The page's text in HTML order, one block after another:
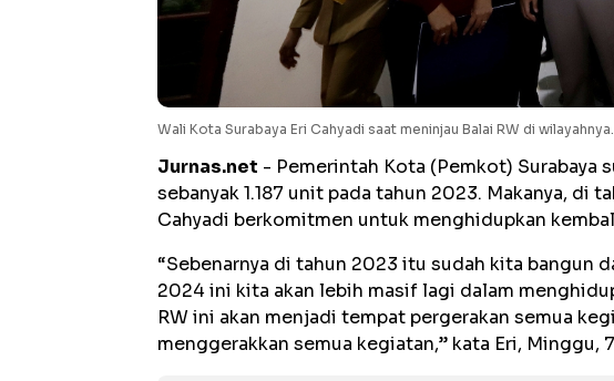
Wali Kota Surabaya Eri Cahyadi saat meninjau Balai RW di
Jurnas.net - Pemerintah Kota (Pemkot) Surabaya
sebanyak 1.187 unit pada tahun 2023. Makanya, di
Cahyadi berkomitmen untuk menghidupkan
“Sebenarnya di tahun 2023 itu sudah kita bangun
2024 ini kita akan lebih masif lagi dalam
RW ini akan menjadi tempat pergerakan semua
menggerakkan semua kegiatan,” kata Eri, Minggu,